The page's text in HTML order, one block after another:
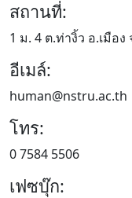
สถานที่:
1 ม. 4 ต.ท่างิ้ว อ.เมือ
อีเมล์:
human@nstru.ac.th
โทร:
0 7584 5506
เฟซบุ๊ก: